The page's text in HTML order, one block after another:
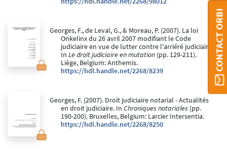
Georges, F., de Leval, G., & Moreau, P. (2007). La loi
Onkelinx du 26 avril 2007 modifiant le Code
judiciaire en vue de lutter contre l'arriéré judiciaire.
In Le droit judiciaire en mutation (pp. 129-211).
Liège, Belgium: Anthemis.
https://hdl.handle.net/2268/8239
Georges, F. (2007). Droit judiciaire notarial - Actualités
en droit judiciaire. In Chroniques notariales (pp.
190-200). Bruxelles, Belgium: Larcier Intersentia.
https://hdl.handle.net/2268/8250
CONTACT ORBI